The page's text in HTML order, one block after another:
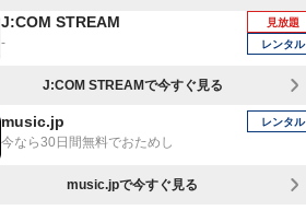
J:COM STREAM
-
見放題
レンタル
J:COM STREAMで今すぐ見る
music.jp
今なら30日間無料でおためし
レンタル
music.jpで今すぐ見る